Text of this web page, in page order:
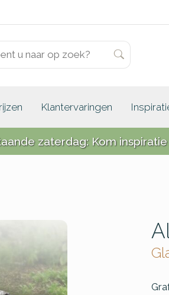
Klantervaringen
zaterdag: Kom